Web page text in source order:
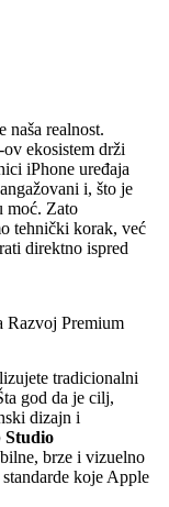
naša realnost.
ekosistem drži
iPhone uređaja
i, što je
moć. Zato
tehnički korak, već
direktno ispred
tradicionalni
god da je cilj,
dizajn i
Studio
brze i vizuelno
koje Apple